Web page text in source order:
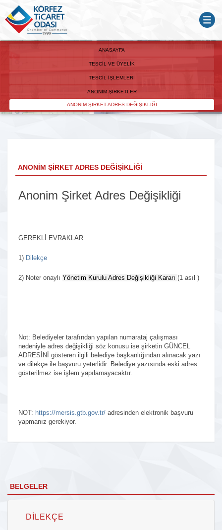
ANASAYFA
TESCIL VE ÜYELIK
TESCIL İŞLEMLERI
ANONIM ŞIRKETLER
ANONIM ŞIRKET ADRES DEĞIŞIKLIĞI
ANONIM ŞIRKET ADRES DEĞIŞIKLIĞI
Anonim Şirket Adres Değişikliği
GEREKLİ EVRAKLAR
1) Dilekçe
2) Noter onaylı Yönetim Kurulu Adres Değişikliği Kararı (1 asıl )
Not: Belediyeler tarafından yapılan numarataj çalışması
nedeniyle adres değişikliği söz konusu ise şirketin GÜNCEL
ADRESİNİ gösteren ilgili belediye başkanlığından alınacak yazı
ve dilekçe ile başvuru yeterlidir. Belediye yazısında eski adres
gösterilmez ise işlem yapılamayacaktır.
NOT: https://mersis.gtb.gov.tr/ adresinden elektronik başvuru
yapmanız gerekiyor.
BELGELER
DILEKÇE